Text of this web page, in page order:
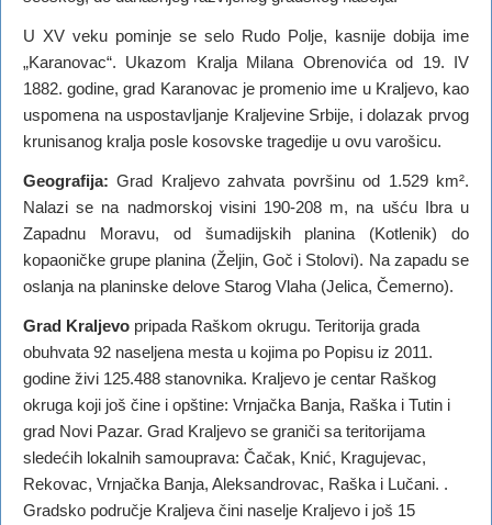
U XV veku pominje se selo Rudo Polje, kasnije dobija ime
„Karanovac“. Ukazom Kralja Milana Obrenovića od 19. IV
1882. godine, grad Karanovac je promenio ime u Kraljevo, kao
uspomena na uspostavljanje Kraljevine Srbije, i dolazak prvog
krunisanog kralja posle kosovske tragedije u ovu varošicu.
Geografija: Grad Kraljevo zahvata površinu od 1.529 km².
Nalazi se na nadmorskoj visini 190-208 m, na ušću Ibra u
Zapadnu Moravu, od šumadijskih planina (Kotlenik) do
kopaoničke grupe planina (Željin, Goč i Stolovi). Na zapadu se
oslanja na planinske delove Starog Vlaha (Jelica, Čemerno).
Grad Kraljevo pripada Raškom okrugu. Teritorija grada
obuhvata 92 naseljena mesta u kojima po Popisu iz 2011.
godine živi 125.488 stanovnika. Kraljevo je centar Raškog
okruga koji još čine i opštine: Vrnjačka Banja, Raška i Tutin i
grad Novi Pazar. Grad Kraljevo se graniči sa teritorijama
sledećih lokalnih samouprava: Čačak, Knić, Kragujevac,
Rekovac, Vrnjačka Banja, Aleksandrovac, Raška i Lučani. .
Gradsko područje Kraljeva čini naselje Kraljevo i još 15